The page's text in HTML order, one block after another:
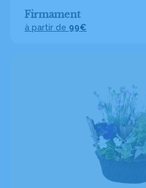
Firmament
à partir de 99€